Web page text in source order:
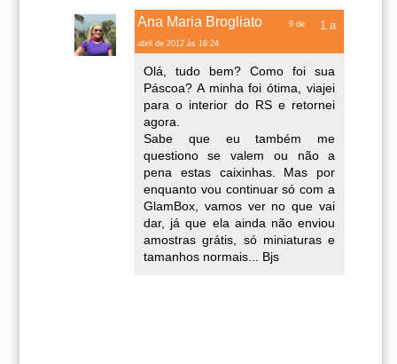
Ana Maria Brogliato 9 de
abril de 2012 às 16:24
Olá, tudo bem? Como foi sua
Páscoa? A minha foi ótima, viajei
para o interior do RS e retornei
agora.
Sabe que eu também me
questiono se valem ou não a
pena estas caixinhas. Mas por
enquanto vou continuar só com a
GlamBox, vamos ver no que vai
dar, já que ela ainda não enviou
amostras grátis, só miniaturas e
tamanhos normais... Bjs